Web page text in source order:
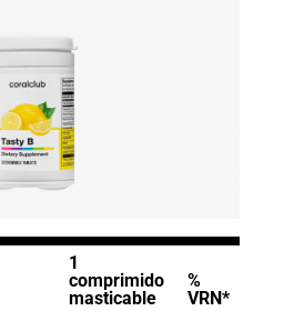
1
comprimido
masticable
%
VRN*